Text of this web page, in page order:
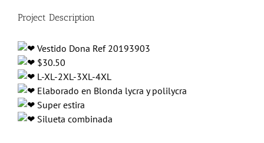
Project Description
Vestido Dona Ref 20193903
$30.50
L-XL-2XL-3XL-4XL
Elaborado en Blonda lycra y polilycra
Superestira
Silueta combinada